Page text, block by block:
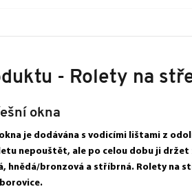
- Rolety na
okna
je dodávána s vodicími lištami z
nepouštět, ale po celou dobu ji držet
hnědá/bronzová a stříbrná. Rolety na